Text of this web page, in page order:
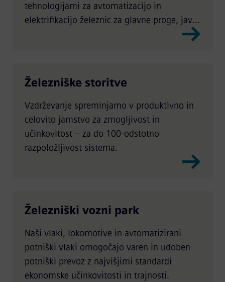
tehnologijami za avtomatizacijo in
elektrifikacijo železnic za glavne proge, javni
Železniške storitve
Vzdrževanje spreminjamo v produktivno in
celovito jamstvo za zmogljivost in
učinkovitost – za do 100-odstotno
razpoložljivost sistema.
Železniški vozni park
Naši vlaki, lokomotive in avtomatizirani
potniški vlaki omogočajo varen in udoben
potniški prevoz z najvišjimi standardi
ekonomske učinkovitosti in trajnosti.